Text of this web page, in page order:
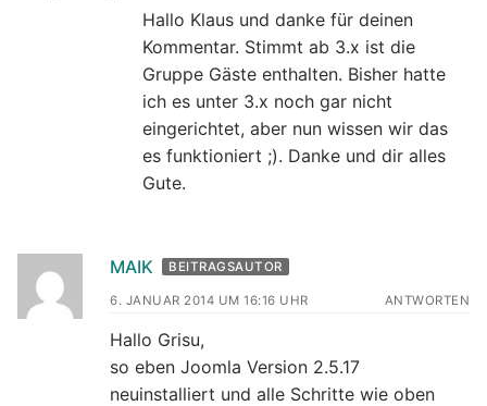
Hallo Klaus und danke für deinen
Kommentar. Stimmt ab 3.x ist die
Gruppe Gäste enthalten. Bisher hatte
ich es unter 3.x noch gar nicht
eingerichtet, aber nun wissen wir das
es funktioniert ;). Danke und dir alles
Gute.
MAIK BEITRAGSAUTOR
6. JANUAR 2014 UM 16:16 UHR ANTWORTEN
Hallo Grisu,
so eben Joomla Version 2.5.17
neuinstalliert und alle Schritte wie oben